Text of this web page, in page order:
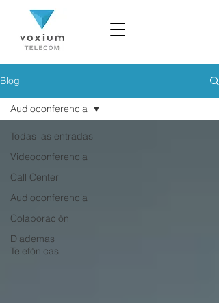
Blog
Todas las entradas
Videoconferencia
Call Center
Audioconferencia
Colaboración
Diademas
Telefónicas
Audioconferencia